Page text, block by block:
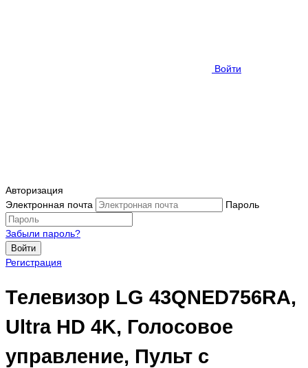
Войти
Авторизация
Электронная почта
Пароль
Забыли пароль?
Войти
Регистрация
Телевизор LG 43QNED756RA,
Ultra HD 4K, Голосовое
управление, Пульт с